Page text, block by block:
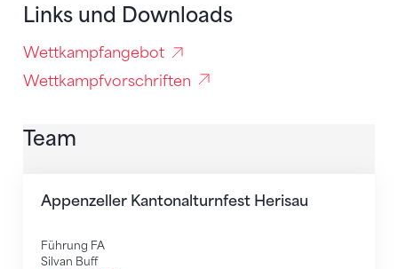
Links und Downloads
Wettkampfangebot
Wettkampfvorschriften
Team
Appenzeller Kantonalturnfest Herisau
Führung FA
Silvan Buff